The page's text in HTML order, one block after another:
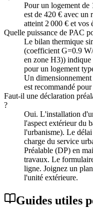
Pour un logement de
est de 420 € avec un
atteint 2 000 € et vos
Quelle puissance de PAC
Le bilan thermique
(coefficient G=0.9
en zone H3)) indique
pour un logement
Un
est recommandé
Faut-il une déclaration
?
Oui. L'installation
l'aspect extérieur du
l'urbanisme). Le
charge du service
Préalable (DP) en
travaux. Le
ligne. Joignez un
l'unité extérieure.
Guides utiles